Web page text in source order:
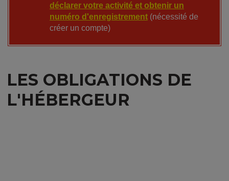
déclarer votre activité et obtenir un
numéro d'enregistrement (nécessité de
créer un compte)
LES OBLIGATIONS DE
L'HÉBERGEUR